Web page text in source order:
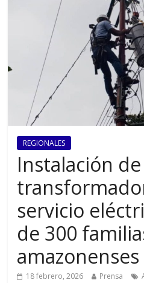
REGIONALES
Instalación de
servicio
de 300
amazonenses
18 febrero, 2026 Prensa